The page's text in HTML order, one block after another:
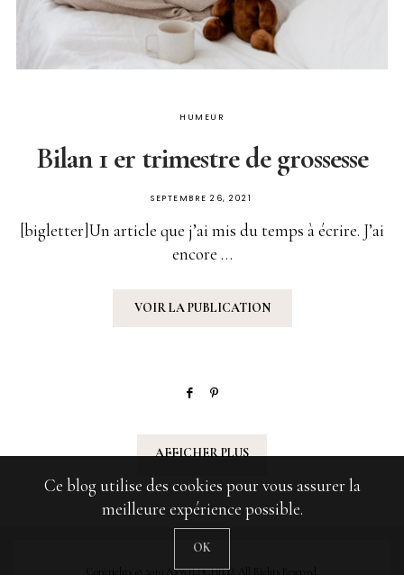
HUMEUR
Bilan 1 er trimestre de grossesse
PUBLIÉ
SEPTEMBRE 26, 2021
[bigletter]Un article que j’ai mis du temps à écrire. J’ai
encore …
VOIR LA PUBLICATION
AFFICHER PLUS
Copyrights © 2019 ASWILDCHILD. All Rights Reserved.
Ce blog utilise des cookies pour vous assurer la
meilleure expérience possible.
OK